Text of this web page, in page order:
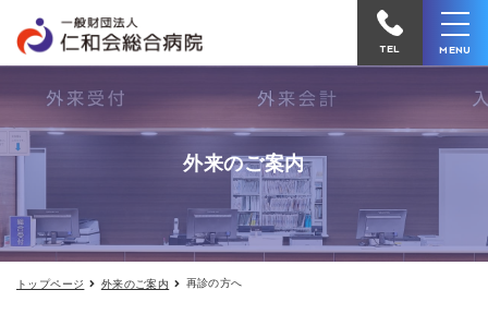
方
診
療
合
へ
電
TEL MENU
外来のご案内
トップページ 外来のご案内 再診の方へ